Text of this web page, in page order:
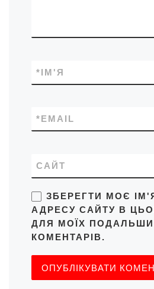
ІМ'Я
*
EMAIL
*
САЙТ
ЗБЕРЕГТИ МОЄ
АДРЕСУ САЙТУ В
ДЛЯ МОЇХ
КОМЕНТАРІВ.